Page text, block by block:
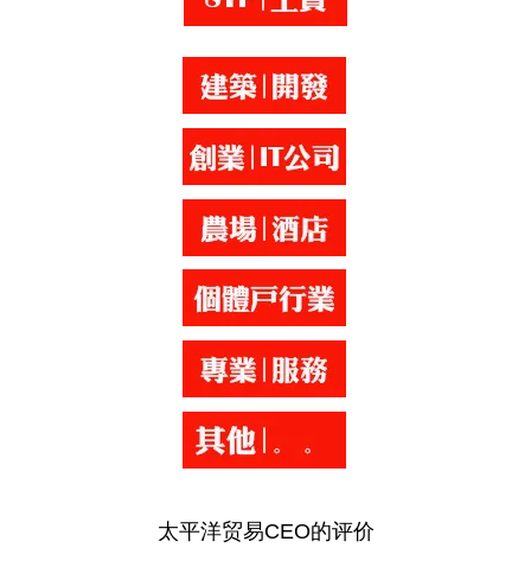
太平洋贸易CEO的评价